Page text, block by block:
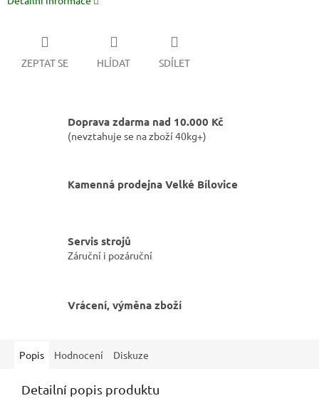
ZEPTAT SE HLÍDAT SDÍLET
Doprava zdarma nad 10.000 Kč
(nevztahuje se na zboží 40kg+)
Kamenná prodejna Velké Bílovice
Servis strojů
Záruční i pozáruční
Vrácení, výměna zboží
Popis Hodnocení Diskuze
Detailní popis produktu